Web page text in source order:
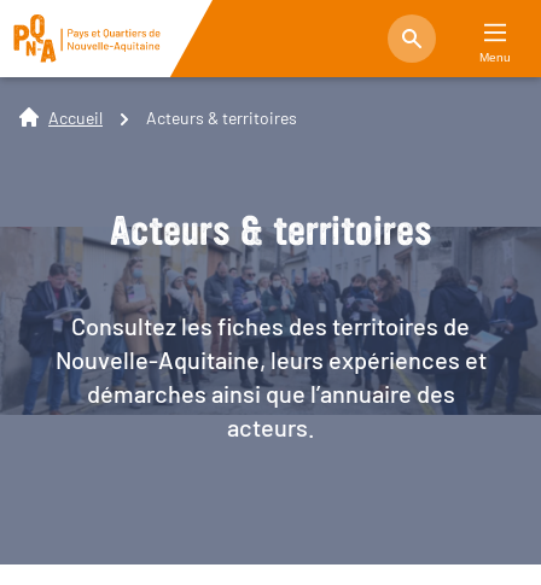
Menu
Accueil Acteurs & territoires
Acteurs & territoires
Consultez les fiches des territoires de
Nouvelle-Aquitaine, leurs expériences et
démarches ainsi que l’annuaire des
acteurs.